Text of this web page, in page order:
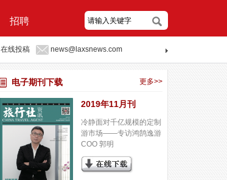
招聘
在线投稿 news@laxsnews.com
更多>>
电子期刊下载
2019年11月刊
冷静面对千亿规模的定制
游市场——专访鸿鹄逸游
COO 郭明